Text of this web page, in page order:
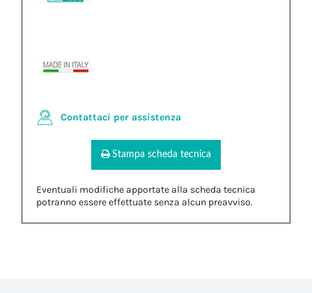
Contattaci per assistenza
Stampa scheda tecnica
Eventuali modifiche apportate alla scheda tecnica
potranno essere effettuate senza alcun preavviso.